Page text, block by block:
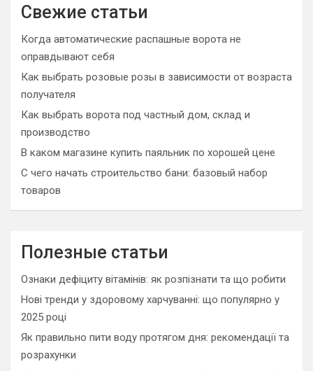
c
Свежие статьи
Когда автоматические распашные ворота не
оправдывают себя
Как выбрать розовые розы в зависимости от возраста
получателя
Как выбрать ворота под частный дом, склад и
производство
В каком магазине купить паяльник по хорошей цене
С чего начать строительство бани: базовый набор
товаров
Полезные статьи
Ознаки дефіциту вітамінів: як розпізнати та що робити
Нові тренди у здоровому харчуванні: що популярно у
2025 році
Як правильно пити воду протягом дня: рекомендації та
розрахунки